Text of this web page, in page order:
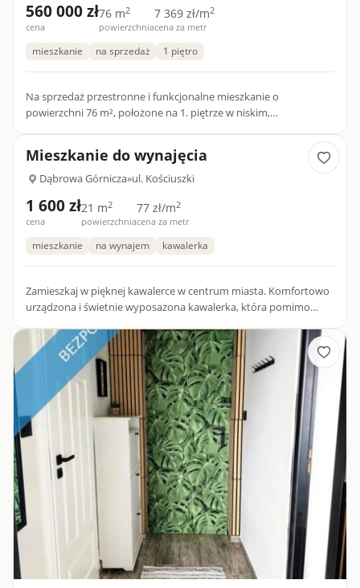
560 000 zł
cena
76 m2
powierzchnia
7 369 zł/m2
cena za metr
mieszkanie na sprzedaż 1 piętro
Na sprzedaż przestronne i funkcjonalne mieszkanie o
powierzchni 76 m², położone na 1. piętrze w niskim,
Mieszkanie do wynajęcia
Dąbrowa Górnicza»ul. Kościuszki
1 600 zł
cena
21 m2
powierzchnia
77 zł/m2
cena za metr
mieszkanie na wynajem kawalerka
Zamieszkaj w pięknej kawalerce w centrum miasta. Komfortowo
urządzona i świetnie wyposażona kawalerka, która pomimo
klienta....